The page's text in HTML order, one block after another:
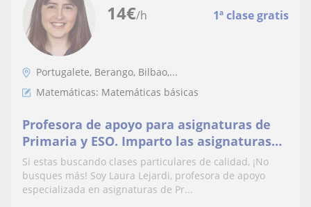
14€/h 1ª clase gratis
Portugalete, Berango, Bilbao,...
Matemáticas: Matemáticas básicas
Profesora de apoyo para asignaturas de
Primaria y ESO. Imparto las asignaturas
de matemáticas, inglés, euskera y
química
Si estas buscando clases particulares de calidad, ¡No
busques más! Soy Laura Lejardi, profesora de apoyo
especializada en asignaturas de Pr...